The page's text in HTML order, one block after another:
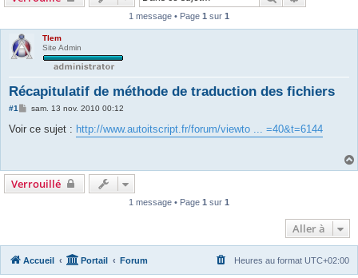
h
1 message • Page 1 sur 1
Tlem
Site Admin
Récapitulatif de méthode de traduction des fichiers
#1
M
s
sam. 13 nov. 2010 00:12
Voir ce sujet : http://www.autoitscript.fr/forum/viewto ... =40&t=6144
Verrouillé
1 message • Page 1 sur 1
Aller à
Accueil Portail Forum Heures au format UTC+02:00